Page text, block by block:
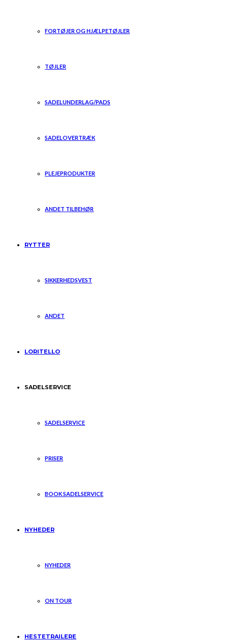
FORTØJER OG HJÆLPETØJLER
TØJLER
SADELUNDERLAG/PADS
SADELOVERTRÆK
PLEJEPRODUKTER
ANDET TILBEHØR
RYTTER
SIKKERHEDSVEST
ANDET
LORITELLO
SADELSERVICE
SADELSERVICE
PRISER
BOOK SADELSERVICE
NYHEDER
NYHEDER
ON TOUR
HESTETRAILERE